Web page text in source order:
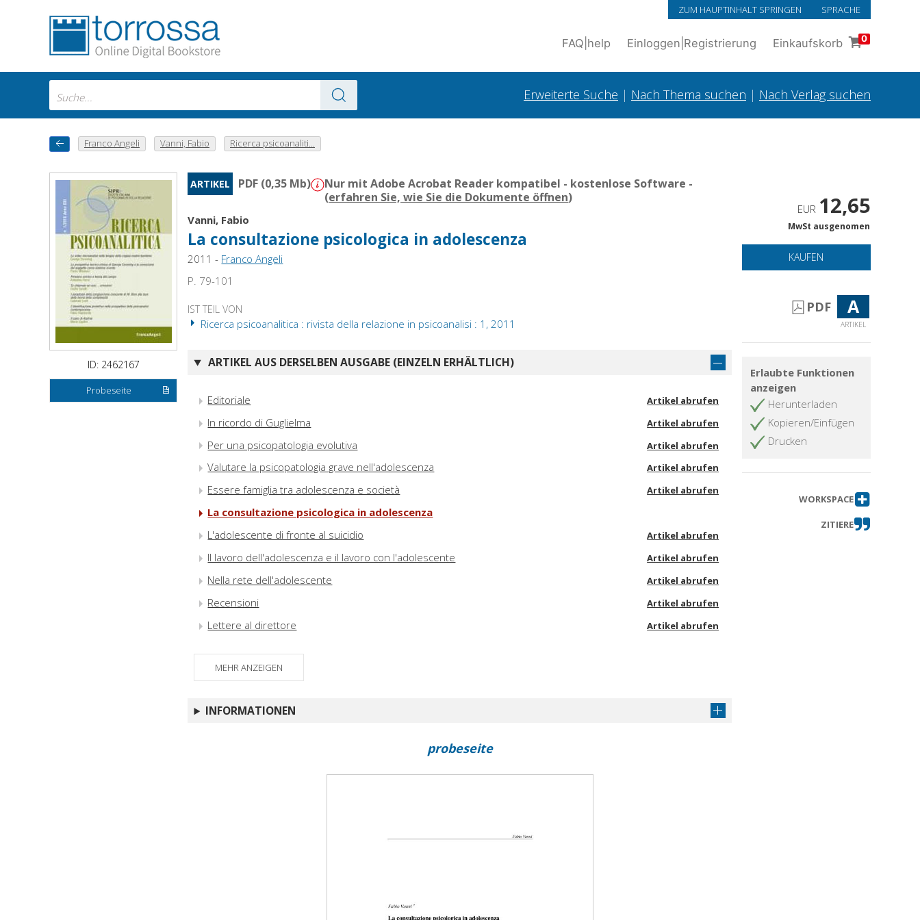
ZUM HAUPTINHALT SPRINGEN SPRACHE
FAQ help Einloggen Registrierung Einkaufskorb 0
Erweiterte Suche | Nach Thema suchen | Nach Verlag suchen
Franco Angeli Vanni, Fabio Ricerca psicoanaliti...
ID: 2462167
Probeseite
ARTIKEL PDF (0,35 Mb)
Nur mit Adobe Acrobat Reader kompatibel - kostenlose Software -
(erfahren Sie, wie Sie die Dokumente öffnen)
Vanni, Fabio
La consultazione psicologica in adolescenza
2011 - Franco Angeli
P. 79-101
IST TEIL VON
Ricerca psicoanalitica : rivista della relazione in psicoanalisi : 1, 2011
ARTIKEL AUS DERSELBEN AUSGABE (EINZELN ERHÄLTLICH)
Editoriale Artikel abrufen
In ricordo di Guglielma Artikel abrufen
Per una psicopatologia evolutiva Artikel abrufen
Valutare la psicopatologia grave nell'adolescenza Artikel abrufen
Essere famiglia tra adolescenza e società Artikel abrufen
La consultazione psicologica in adolescenza
L'adolescente di fronte al suicidio
Artikel abrufen
Il lavoro dell'adolescenza e il lavoro con l'adolescente Artikel abrufen
Nella rete dell'adolescente Artikel abrufen
Recensioni Artikel abrufen
Lettere al direttore Artikel abrufen
MEHR ANZEIGEN
INFORMATIONEN
EUR 12,65
MwSt ausgenomen
KAUFEN
PDF A
ARTIKEL
Erlaubte Funktionen
anzeigen
Herunterladen
Kopieren/Einfügen
Drucken
WORKSPACE
ZITIERE
probeseite